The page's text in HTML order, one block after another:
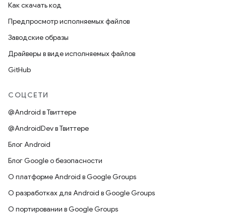
Как скачать код
Предпросмотр исполняемых файлов
Заводские образы
Драйверы в виде исполняемых файлов
GitHub
СОЦСЕТИ
@Android в Твиттере
@AndroidDev в Твиттере
Блог Android
Блог Google о безопасности
О платформе Android в Google Groups
О разработках для Android в Google Groups
О портировании в Google Groups